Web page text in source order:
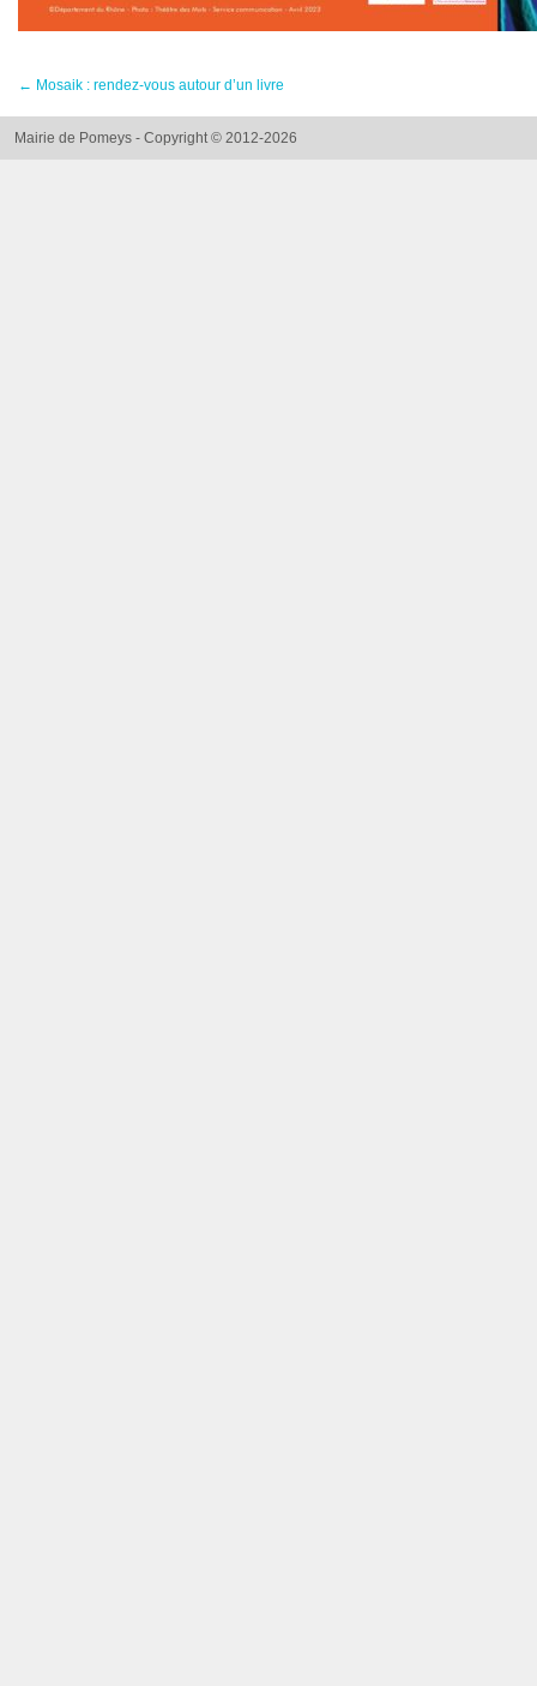
← Mosaik : rendez-vous autour d’un livre
Mairie de Pomeys - Copyright © 2012-2026